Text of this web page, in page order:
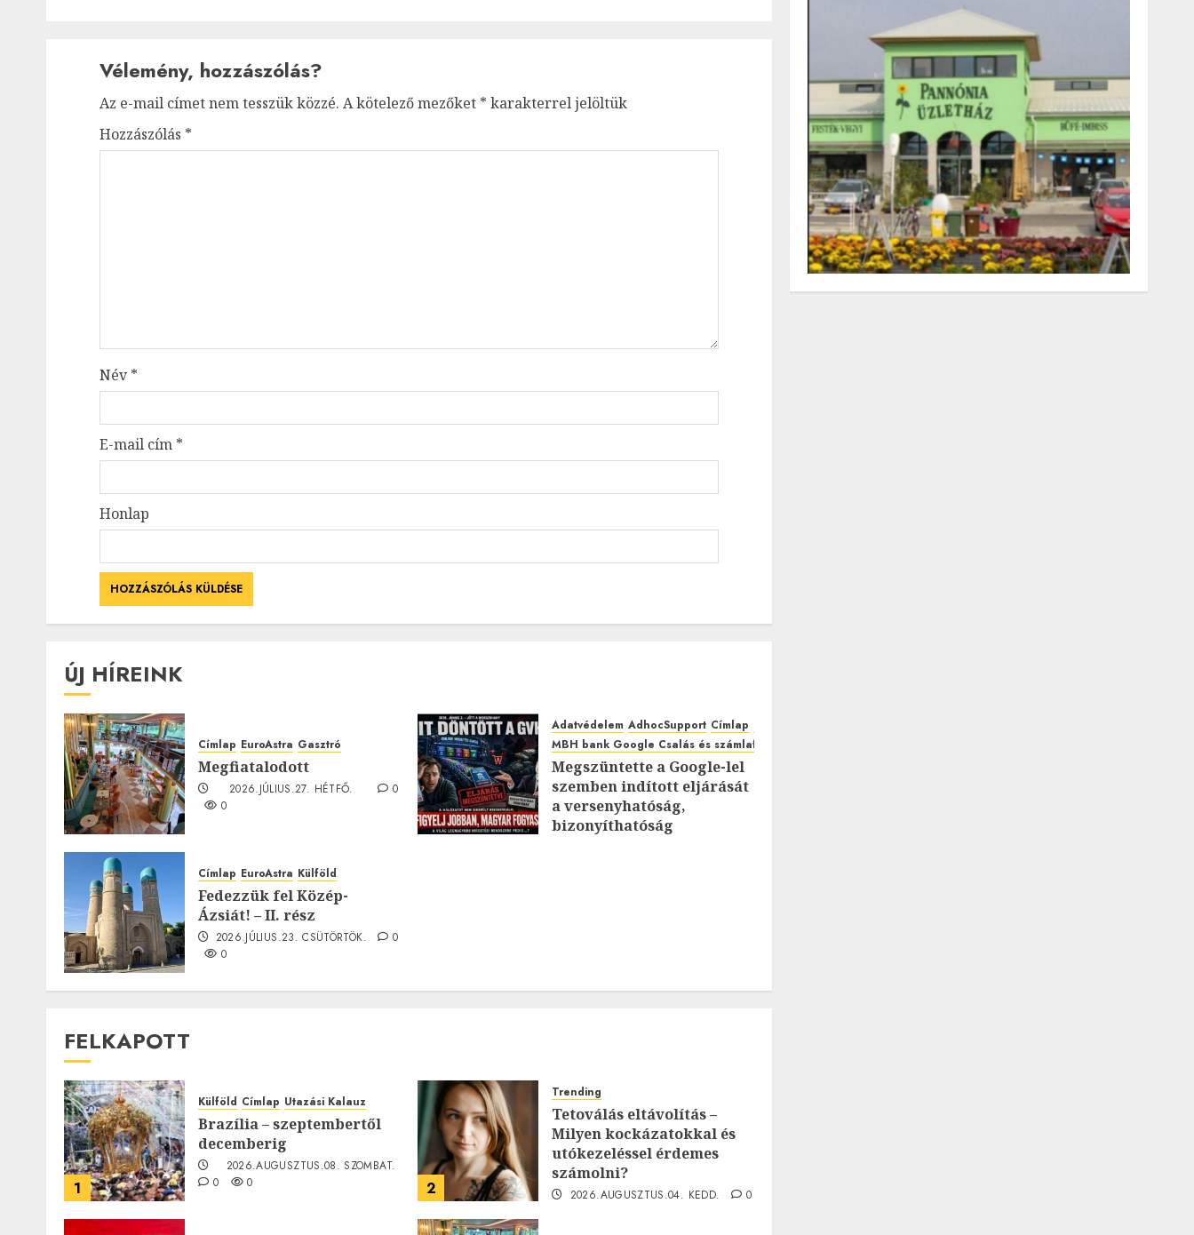
Vélemény, hozzászólás?
Az e-mail címet nem tesszük közzé. A kötelező mezőket * karakterrel jelöltük
Hozzászólás *
Név*
E-mail cím *
Honlap
ÚJ HÍREINK
Címlap EuroAstra Gasztró
Megfiatalodott
2026.JÚLIUS.27. HÉTFŐ.
0
0
Adatvédelem AdhocSupport Címlap
MBH bank Google Csalás és számlafeltörés károsultak
Megszüntette a Google-lel
szemben indított eljárását
a versenyhatóság,
bizonyíthatóság
Címlap EuroAstra Külföld
Fedezzük fel Közép-
Ázsiát! – II. rész
2026.JÚLIUS.23. CSÜTÖRTÖK.
0
0
FELKAPOTT
1
Külföld Címlap Utazási Kalauz
Brazília – szeptembertől
decemberig
2026.AUGUSZTUS.08. SZOMBAT.
0
0 2
Trending
Tetoválás eltávolítás –
Milyen kockázatokkal és
utókezeléssel érdemes
számolni?
2026.AUGUSZTUS.04. KEDD.
0